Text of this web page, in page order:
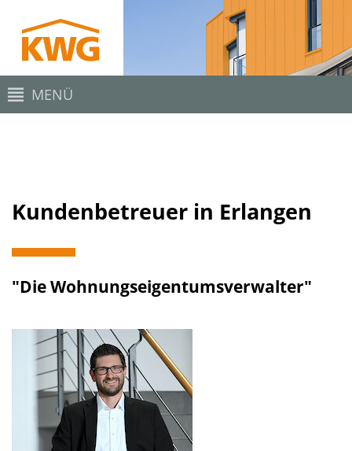
MENÜ
Kundenbetreuer in Erlangen
"Die Wohnungseigentumsverwalter"